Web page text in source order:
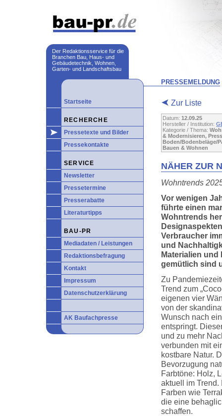
Der Redaktionsservice für die
Branchen Bau, Haus- und
Gebäudetechnik, Wohnen,
Garten- und Landschaftsbau
Startseite
RECHERCHE
Pressetexte und Bilder
Pressekontakte
SERVICE
Newsletter
Pressetermine
Presserabatte
Literaturtipps
BAU-PR
Mediadaten / Leistungen
Redaktionsbefragung
Kontakt
Impressum
Datenschutzerklärung
AK Baufachpresse
PRESSEMELDUNG
Zur Liste
Datum: 12.09.25
Hersteller / Institution:
Kategorie / Thema:
& Modernisieren,
Boden/Bodenbeläge/
Bauen & Wohnen
NÄHER ZUR
Wohntrends
Vor wenigen
führte einen
Wohntrends
Verbraucher
und
Materialien
gemütlich sind
Zu
Trend zum
eigenen vier
von der
Wunsch nach
entspringt.
und zu mehr
verbunden mit
kostbare Natur.
Bevorzugung
Farbtöne: Holz,
aktuell im Trend.
Farben wie
die eine
schaffen.